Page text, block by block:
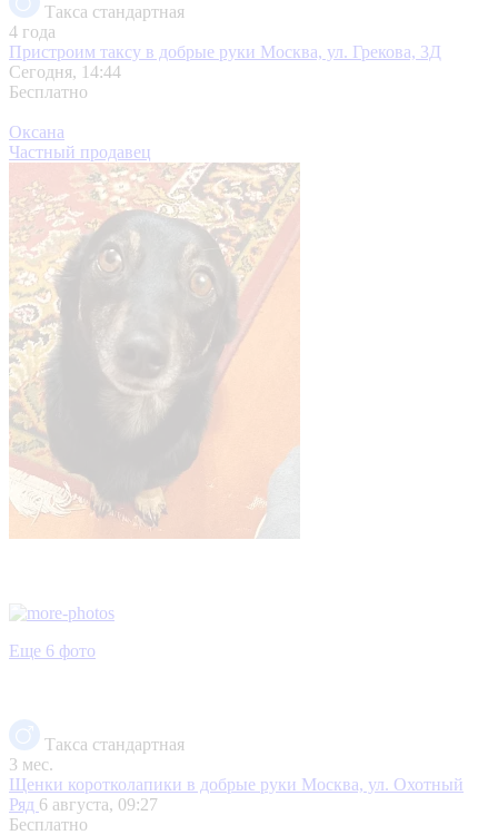
Такса стандартная
4 года
Пристроим таксу в добрые руки Москва, ул. Грекова, 3Д
Сегодня, 14:44
Бесплатно
Оксана
Частный продавец
Еще 6 фото
Такса стандартная
3 мес.
Щенки коротколапики в добрые руки Москва, ул. Охотный
Ряд 6 августа, 09:27
Бесплатно